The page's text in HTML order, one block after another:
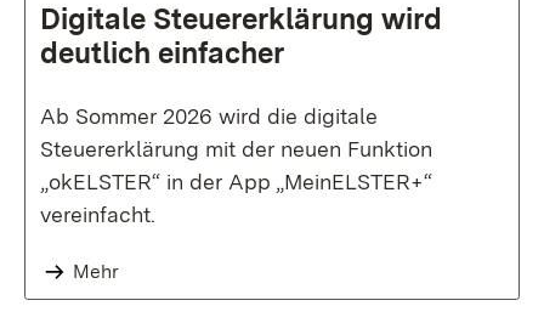
Digitale Steuererklärung wird
deutlich einfacher
Ab Sommer 2026 wird die digitale
Steuererklärung mit der neuen Funktion
„okELSTER“ in der App „MeinELSTER+“
vereinfacht.
Mehr